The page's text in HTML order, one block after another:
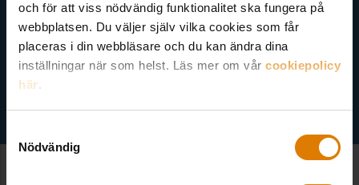
och för att viss nödvändig funktionalitet ska fungera på
webbplatsen. Du väljer själv vilka cookies som får
placeras i din webbläsare och du kan ändra dina
inställningar när som helst. Läs mer om vår cookiepolicy
här.
Nödvändig
Välj ämne